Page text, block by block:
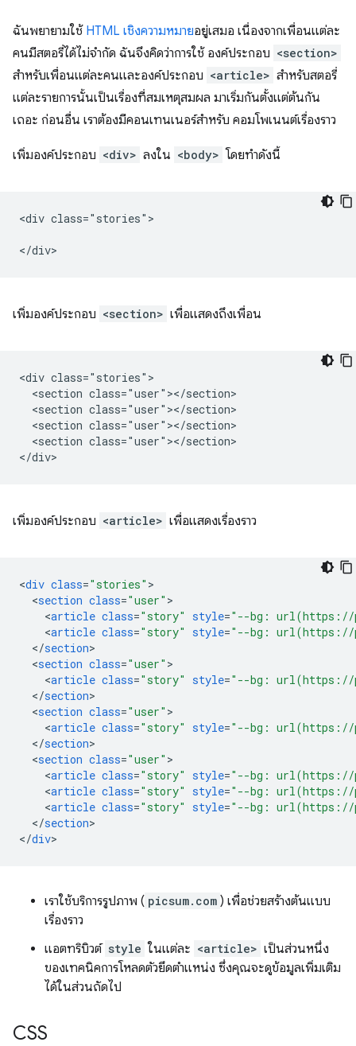
ฉันพยายามใช้ HTML เชิงความหมายอยู่เสมอ เนื่องจากเพื่อนแต่ละ
คนมีสตอรี่ได้ไม่จำกัด ฉันจึงคิดว่าการใช้ องค์ประกอบ <section>
สำหรับเพื่อนแต่ละคนและองค์ประกอบ <article> สำหรับสตอรี่
แต่ละรายการนั้นเป็นเรื่องที่สมเหตุสมผล มาเริ่มกันตั้งแต่ต้นกัน
เถอะ ก่อนอื่น เราต้องมีคอนเทนเนอร์สำหรับ คอมโพเนนต์เรื่องราว
เพิ่มองค์ประกอบ <div> ลงใน <body> โดยทำดังนี้
<div class="stories">
เพิ่มองค์ประกอบ <section> เพื่อแสดงถึงเพื่อน
<div class="stories">
  <section class="user"></section>
  <section class="user"></section>
  <section class="user"></section>
  <section class="user"></section>
เพิ่มองค์ประกอบ <article> เพื่อแสดงเรื่องราว
<div class="stories"
<section class="user"
<article class="story" style="--bg: url(https://
<article class="story" style="--bg: url(https://
</section
<section class="user"
<article class="story" style="--bg: url(https://
</section
<section class="user"
<article class="story" style="--bg: url(https://
</section
<section class="user"
<article class="story" style="--bg: url(https://
<article class="story" style="--bg: url(https://
<article class="story" style="--bg: url(https://
</section>
</div
เราใช้บริการรูปภาพ ( picsum.com ) เพื่อช่วยสร้างต้นแบบ
เรื่องราว
แอตทริบิวต์ style ในแต่ละ <article> เป็นส่วนหนึ่ง
ของเทคนิคการโหลดตัวยึดตำแหน่ง ซึ่งคุณจะดูข้อมูลเพิ่มเติม
ได้ในส่วนถัดไป
CSS